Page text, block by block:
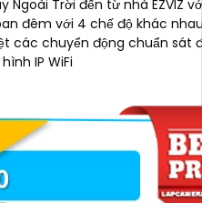
Trời đến từ nhà EZVIZ
đêm với 4 chế độ khác
các chuyển động chuẩn sát
IP WiFi